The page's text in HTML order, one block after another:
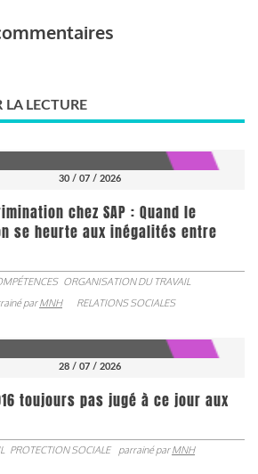
LA LECTURE
30 / 07 / 2026
chez SAP : Quand le
se heurte aux inégalités entre
ORGANISATION DU TRAVAIL
parMNH RELATIONS SOCIALES
28 / 07 / 2026
toujours pas jugé à ce jour aux
PROTECTION SOCIALE parrainé parMNH